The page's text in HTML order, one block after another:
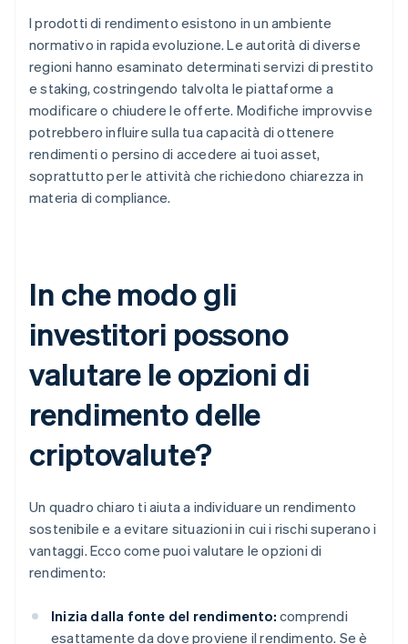
I prodotti di rendimento esistono in un ambiente
normativo in rapida evoluzione. Le autorità di diverse
regioni hanno esaminato determinati servizi di prestito
e staking, costringendo talvolta le piattaforme a
modificare o chiudere le offerte. Modifiche improvvise
potrebbero influire sulla tua capacità di ottenere
rendimenti o persino di accedere ai tuoi asset,
soprattutto per le attività che richiedono chiarezza in
materia di compliance.
In che modo gli
investitori possono
valutare le opzioni di
rendimento delle
criptovalute?
Un quadro chiaro ti aiuta a individuare un rendimento
sostenibile e a evitare situazioni in cui i rischi superano i
vantaggi. Ecco come puoi valutare le opzioni di
rendimento:
Inizia dalla fonte del rendimento: comprendi
esattamente da dove proviene il rendimento. Se è